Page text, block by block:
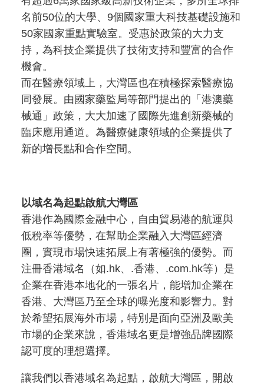
名前50位的大學、9個國家重大科技基礎設施和
50家國家重點實驗室。受惠於政策的大力支
持，為科技企業提供了技術支持和豐富的合作
機會。
而在醫療領域上，大灣區也在積極探索醫療協
同發展。由國家藥監局等部門提出的「港澳藥
械通」政策，大大加速了國際先進創新藥械的
臨床應用通道。為醫療健康領域的企業提供了
新的增長點和合作空間。
以域名為起點啟航大灣區
香港作為國際金融中心，自由貿易港的航運與
低稅率等優勢，在幫助企業融入大灣區經濟
圈，實現市場快速拓展上有著極強的優勢。而
注冊香港域名（如.hk、.香港、.com.hk等）是
企業在香港本地化的一張名片，能增加企業在
香港、大灣區乃至全球的曝光度和影響力。對
於希望拓展海外市場，特別是面向亞洲及歐美
市場的企業來說，香港域名更是增強品牌國際
認可度的理想選擇。
讓我們以香港域名為起點，啟航大灣區，開啟